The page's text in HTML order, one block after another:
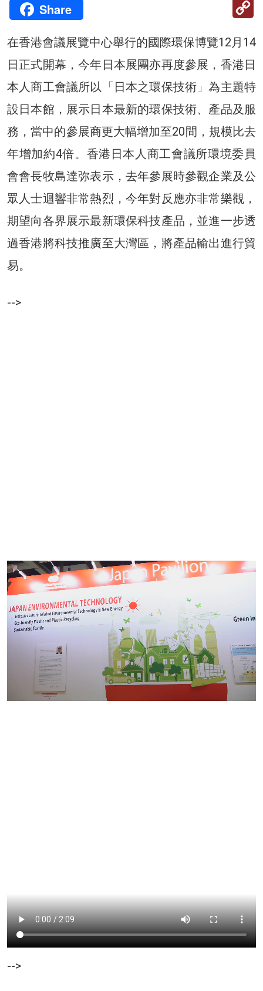
Share
在香港會議展覽中心舉行的國際環保博覽12月14
日正式開幕，今年日本展團亦再度參展，香港日
本人商工會議所以「日本之環保技術」為主題特
設日本館，展示日本最新的環保技術、產品及服
務，當中的參展商更大幅增加至20間，規模比去
年增加約4倍。香港日本人商工會議所環境委員
會會長牧島達弥表示，去年參展時參觀企業及公
眾人士迴響非常熱烈，今年對反應亦非常樂觀，
期望向各界展示最新環保科技產品，並進一步透
過香港將科技推廣至大灣區，將產品輸出進行貿
易。
-->
-->